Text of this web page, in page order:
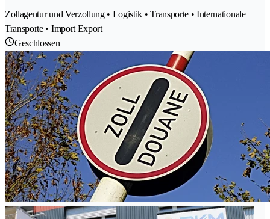
Zollagentur und Verzollung • Logistik • Transporte • Internationale
Transporte • Import Export
Geschlossen